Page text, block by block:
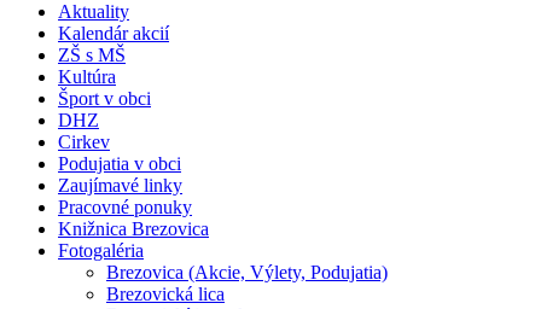
Aktuality
Kalendár akcií
ZŠ s MŠ
Kultúra
Šport v obci
DHZ
Cirkev
Podujatia v obci
Zaujímavé linky
Pracovné ponuky
Knižnica Brezovica
Fotogaléria
Brezovica (Akcie, Výlety, Podujatia)
Brezovická lica